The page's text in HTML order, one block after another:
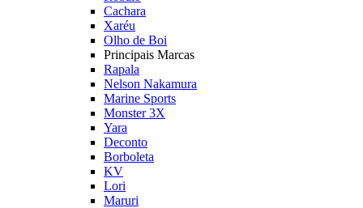
Cachara
Xaréu
Olho de Boi
Principais Marcas
Rapala
Nelson Nakamura
Marine Sports
Monster 3X
Yara
Deconto
Borboleta
KV
Lori
Maruri